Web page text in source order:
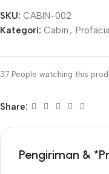
SKU: CABIN-002
Kategori: Cabin ,
37 People watching this
Share:
Pengiriman &